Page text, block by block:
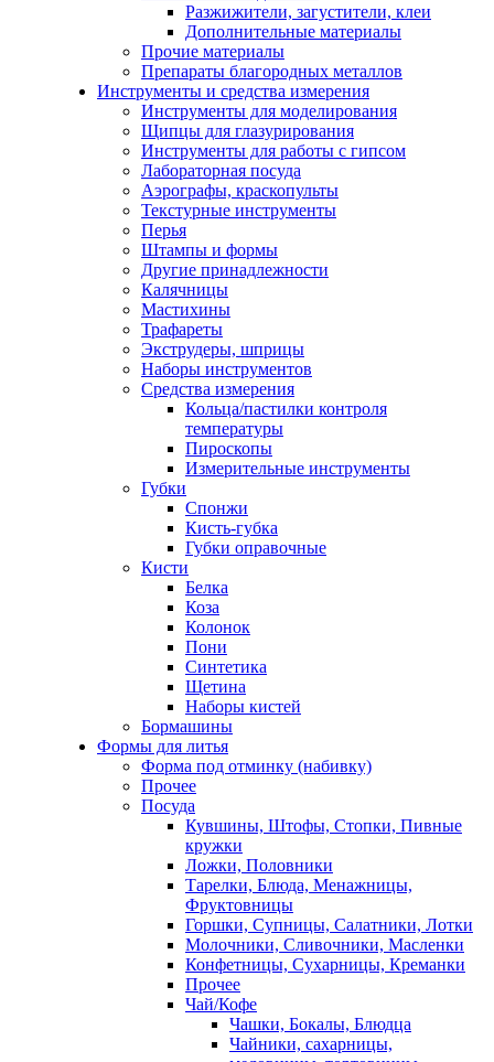
Разжижители, загустители, клеи
Дополнительные материалы
Прочие материалы
Препараты благородных металлов
Инструменты и средства измерения
Инструменты для моделирования
Щипцы для глазурирования
Инструменты для работы с гипсом
Лабораторная посуда
Аэрографы, краскопульты
Текстурные инструменты
Перья
Штампы и формы
Другие принадлежности
Калячницы
Мастихины
Трафареты
Экструдеры, шприцы
Наборы инструментов
Средства измерения
Кольца/пастилки контроля
температуры
Пироскопы
Измерительные инструменты
Губки
Спонжи
Кисть-губка
Губки оправочные
Кисти
Белка
Коза
Колонок
Пони
Синтетика
Щетина
Наборы кистей
Бормашины
Формы для литья
Форма под отминку (набивку)
Прочее
Посуда
Кувшины, Штофы, Стопки, Пивные
кружки
Ложки, Половники
Тарелки, Блюда, Менажницы,
Фруктовницы
Горшки, Супницы, Салатники, Лотки
Молочники, Сливочники, Масленки
Конфетницы, Сухарницы, Креманки
Прочее
Чай/Кофе
Чашки, Бокалы, Блюдца
Чайники, сахарницы,